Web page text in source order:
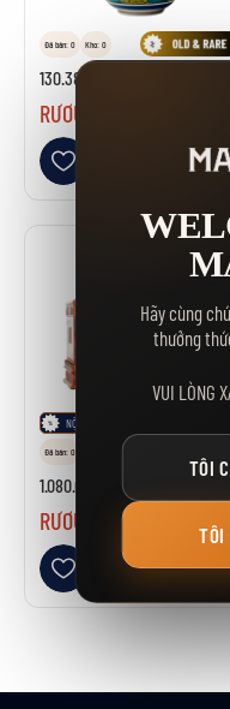
Đã bán: 0 Kho: 0
130.380.000₫
Thêm vào danh sách yêu thích
GIỎ HÀNG
NỘI ĐỊA TRUNG- HÀNG ORDER
Đã bán: 0
1.080.000.000₫
Thêm vào danh sách yêu thích
GIỎ HÀNG
Hãy cùng
thưởng
VUI LÒNG
TÔI
TÔI